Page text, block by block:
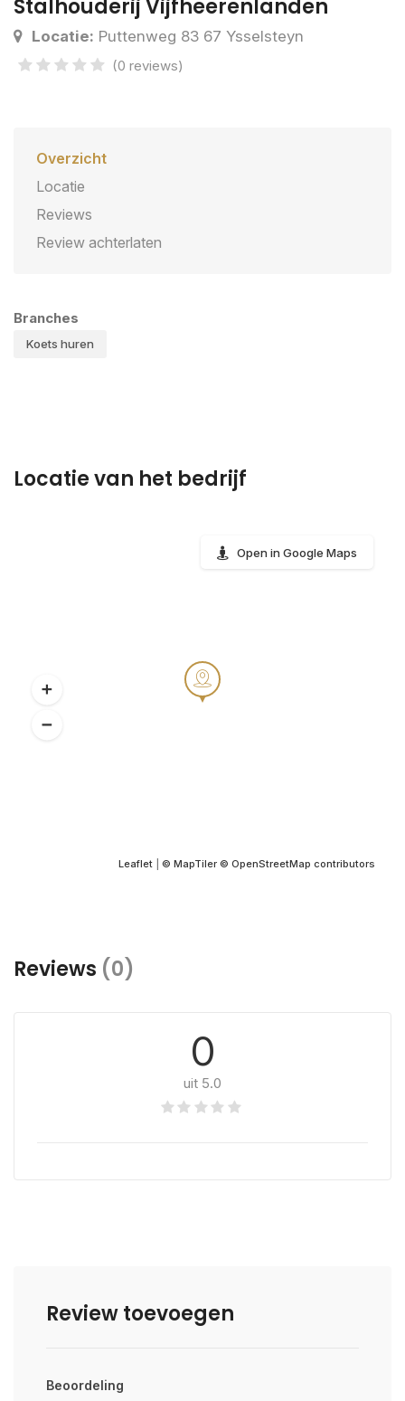
Stalhouderij Vijfheerenlanden
Locatie: Puttenweg 83 67 Ysselsteyn
(0 reviews)
Overzicht
Locatie
Reviews
Review achterlaten
Branches
Koets huren
Locatie van het bedrijf
Leaflet © MapTiler © OpenStreetMap contributors
Open in Google Maps
Reviews (0)
0
uit 5.0
Review toevoegen
Beoordeling